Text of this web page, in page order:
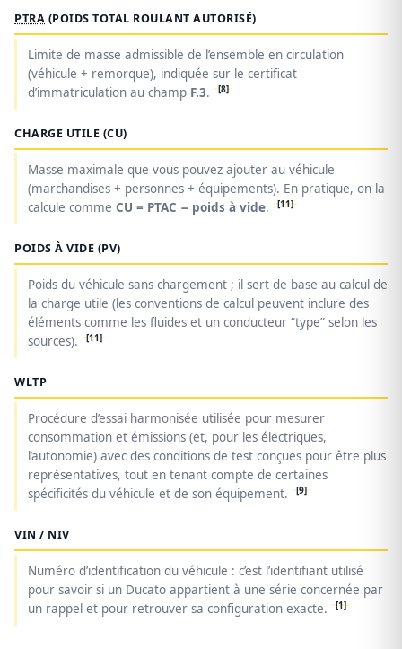
PTRA (POIDS TOTAL ROULANT AUTORISÉ)
Limite de masse admissible de l’ensemble en circulation
(véhicule + remorque), indiquée sur le certificat
d’immatriculation au champ F.3. [8]
CHARGE UTILE (CU)
Masse maximale que vous pouvez ajouter au véhicule
(marchandises + personnes + équipements). En pratique, on la
calcule comme CU = PTAC − poids à vide. [11]
POIDS À VIDE (PV)
Poids du véhicule sans chargement ; il sert de base au calcul de
la charge utile (les conventions de calcul peuvent inclure des
éléments comme les fluides et un conducteur “type” selon les
sources).
[11]
WLTP
Procédure d’essai harmonisée utilisée pour mesurer
consommation et émissions (et, pour les électriques,
l’autonomie) avec des conditions de test conçues pour être plus
représentatives, tout en tenant compte de certaines
spécificités du véhicule et de son équipement.
[9]
VIN / NIV
Numéro d’identification du véhicule : c’est l’identifiant utilisé
pour savoir si un Ducato appartient à une série concernée par
un rappel et pour retrouver sa configuration exacte.
[1]